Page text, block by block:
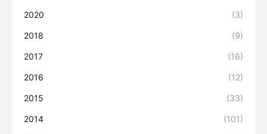
2020 (3)
2018 (9)
2017 (16)
2016 (12)
2015 (33)
2014 (101)